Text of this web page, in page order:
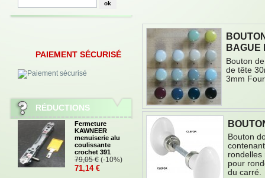
PAIEMENT SÉCURISÉ
RÉDUCTIONS
Fermeture
KAWNEER
menuiserie alu
coulissante
crochet 391
79,05 € (-10%)
71,14 €
BAGUE
Bouton
de tête
3mm
Bouton
rondelles
pour
du carré.